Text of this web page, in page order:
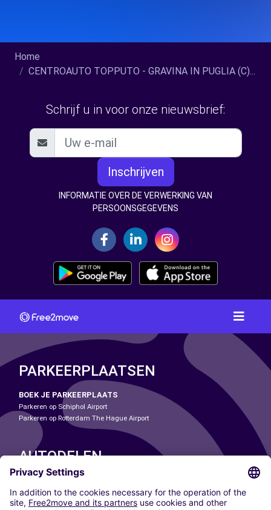
Home
CENTROAUTO TOPPUTO - GRAVINA IN PUGLIA (C)...
Schrijf u in voor onze nieuwsbrief:
Inschrijven
INFORMATIE OVER DE VERWERKING VAN
PERSOONSGEGEVENS
PARKEERPLAATSEN
BOEK JE PARKEERPLAATS
Parkeren op Schiphol Airport
Parkeren op Rotterdam The Hague Airport
AUTODELEN
ONZE STEDEN
Paris
Madrid